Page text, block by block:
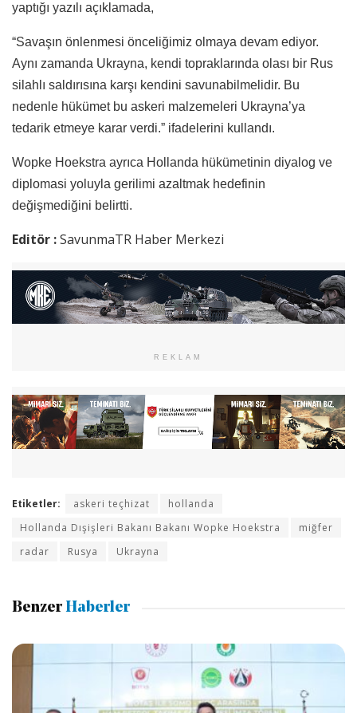
yaptığı yazılı açıklamada,
“Savaşın önlenmesi önceliğimiz olmaya devam ediyor.
Aynı zamanda Ukrayna, kendi topraklarında olası bir Rus
silahlı saldırısına karşı kendini savunabilmelidir. Bu
nedenle hükümet bu askeri malzemeleri Ukrayna’ya
tedarik etmeye karar verdi.” ifadelerini kullandı.
Wopke Hoekstra ayrıca Hollanda hükümetinin diyalog ve
diplomasi yoluyla gerilimi azaltmak hedefinin
değişmediğini belirtti.
Editör :SavunmaTR Haber Merkezi
REKLAM
Etiketler: askeri teçhizat
hollanda
Hollanda Dışişleri Bakanı Bakanı Wopke Hoekstra
miğfer
radar
Rusya Ukrayna
Benzer Haberler